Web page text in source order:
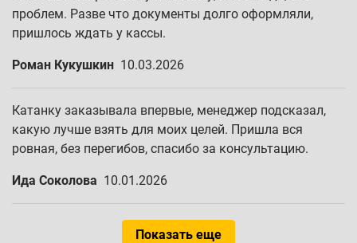
проблем. Разве что документы долго оформляли,
пришлось ждать у кассы.
Роман Кукушкин 10.03.2026
Катанку заказывала впервые, менеджер подсказал,
какую лучше взять для моих целей. Пришла вся
ровная, без перегибов, спасибо за консультацию.
Ида Соколова 10.01.2026
Показать еще